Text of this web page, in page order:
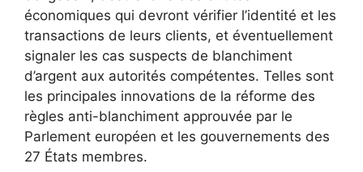
économiques qui devront vérifier l’identité et les
transactions de leurs clients, et éventuellement
signaler les cas suspects de blanchiment
d’argent aux autorités compétentes. Telles sont
les principales innovations de la réforme des
règles anti-blanchiment approuvée par le
Parlement européen et les gouvernements des
27 États membres.